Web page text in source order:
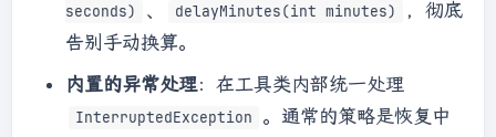
seconds)
、 delayMinutes(int minutes)
，彻底
告别手动换算。
内置的异常处理 ：在工具类内部统一处理
InterruptedException
。通常的策略是恢复中